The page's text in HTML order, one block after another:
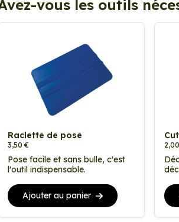
vous les outils
Raclette de pose
3,50 €
Pose facile et sans bulle, c'est
l'outil indispensable.
Ajouter au panier